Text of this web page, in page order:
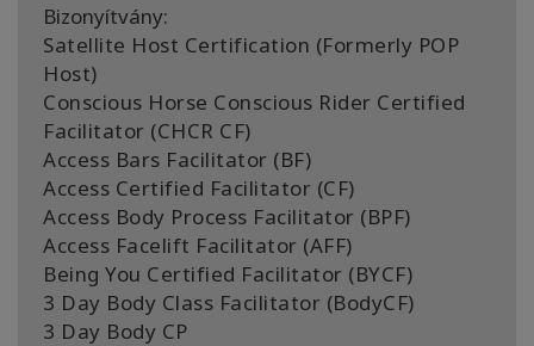
Bizonyítvány:
Satellite Host Certification (Formerly POP
Host)
Conscious Horse Conscious Rider Certified
Facilitator (CHCR CF)
Access Bars Facilitator (BF)
Access Certified Facilitator (CF)
Access Body Process Facilitator (BPF)
Access Facelift Facilitator (AFF)
Being You Certified Facilitator (BYCF)
3 Day Body Class Facilitator (BodyCF)
3 Day Body CP